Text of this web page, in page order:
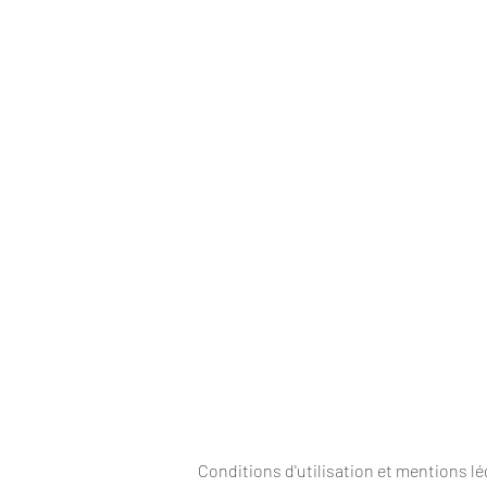
Conditions d'utilisation et mentions